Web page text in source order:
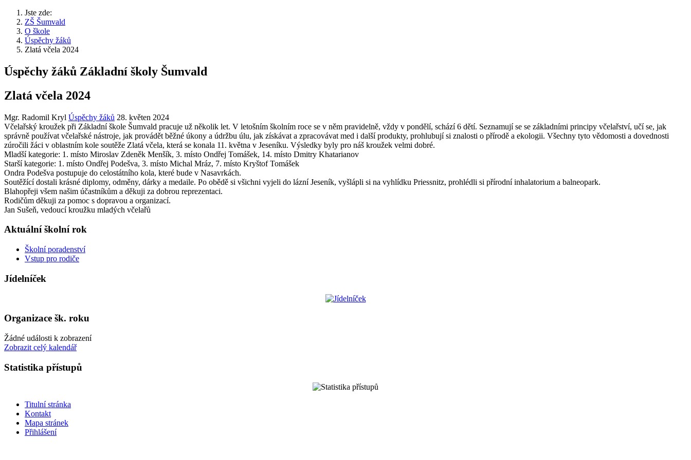
Jste zde:
ZŠ Šumvald
O škole
Úspěchy žáků
Zlatá včela 2024
Úspěchy žáků Základní školy Šumvald
Zlatá včela 2024
Mgr. Radomil Kryl Úspěchy žáků 28. květen 2024
Včelařský kroužek při Základní škole Šumvald pracuje už několik let. V letošním školním roce se v něm pravidelně, vždy v pondělí, schází 6 dětí. Seznamují se se základními principy včelařství, učí se, jak
správně používat včelařské nástroje, jak provádět běžné úkony a údržbu úlu, jak získávat a zpracovávat med i další produkty, prohlubují si znalosti o přírodě a ekologii. Všechny tyto vědomosti a dovednosti
zúročili žáci v oblastním kole soutěže Zlatá včela, která se konala 11. května v Jeseníku. Výsledky byly pro náš kroužek velmi dobré.
Mladší kategorie: 1. místo Miroslav Zdeněk Menšík, 3. místo Ondřej Tomášek, 14. místo Dmitry Khatarianov
Starší kategorie: 1. místo Ondřej Podešva, 3. místo Michal Mráz, 7. místo Kryštof Tomášek
Ondra Podešva postupuje do celostátního kola, které bude v Nasavrkách.
Soutěžící dostali krásné diplomy, odměny, dárky a medaile. Po obědě si všichni vyjeli do lázní Jeseník, vyšlápli si na vyhlídku Priessnitz, prohlédli si přírodní inhalatorium a balneopark.
Blahopřeji všem našim účastníkům a děkuji za dobrou reprezentaci.
Rodičům děkuji za pomoc s dopravou a organizací.
Jan Sušeň, vedoucí kroužku mladých včelařů
Aktuální školní rok
Školní poradenství
Vstup pro rodiče
Jídelníček
Organizace šk. roku
Žádné události k zobrazení
Zobrazit celý kalendář
Statistika přístupů
Titulní stránka
Kontakt
Mapa stránek
Přihlášení